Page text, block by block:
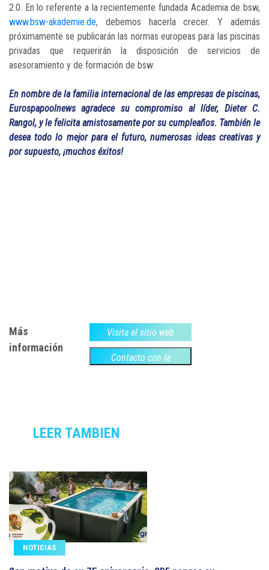
2.0. En lo referente a la recientemente fundada Academia de bsw,
www.bsw-akademie.de, debemos hacerla crecer. Y además
próximamente se publicarán las normas europeas para las piscinas
privadas que requerirán la disposición de servicios de
asesoramiento y de formación de bsw.
En nombre de la familia internacional de las empresas de piscinas,
Eurospapoolnews agradece su compromiso al líder, Dieter C.
Rangol, y le felicita amistosamente por su cumpleaños. También le
desea todo lo mejor para el futuro, numerosas ideas creativas y
por supuesto, ¡muchos éxitos!
Más
información
Visita el sitio web
Contacto con la
LEER TAMBIEN
NOTICIAS